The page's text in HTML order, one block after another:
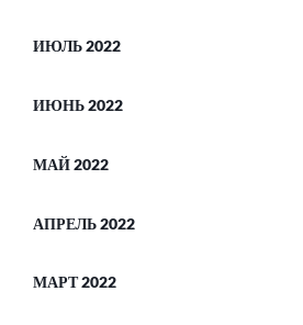
ИЮЛЬ 2022
ИЮНЬ 2022
МАЙ 2022
АПРЕЛЬ 2022
МАРТ 2022